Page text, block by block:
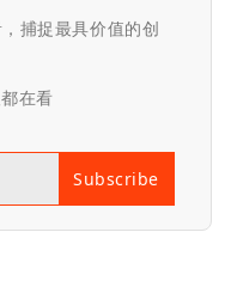
捕捉最具价值的创
在看
Subscribe